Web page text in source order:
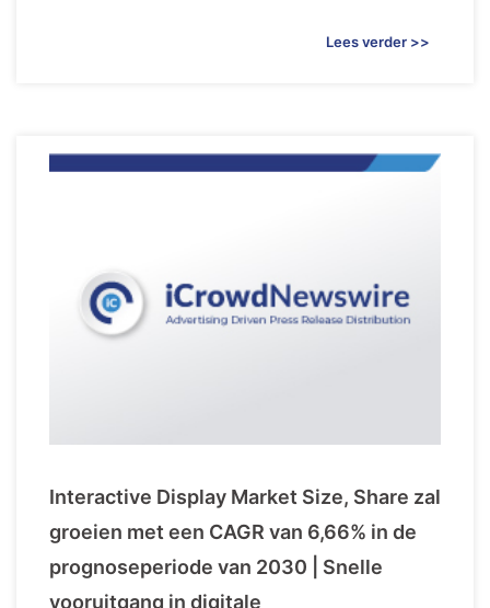
Lees verder >>
Interactive Display Market Size, Share zal
groeien met een CAGR van 6,66% in de
prognoseperiode van 2030 | Snelle
vooruitgang in digitale